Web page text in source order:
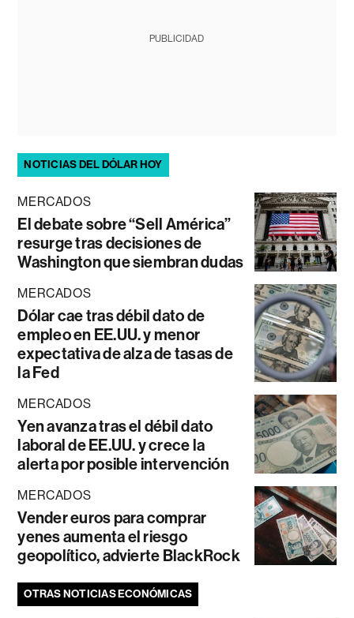
PUBLICIDAD
NOTICIAS DEL DÓLAR HOY
MERCADOS
El debate sobre “Sell América”
resurge tras decisiones de
Washington que siembran dudas
MERCADOS
Dólar cae tras débil dato de
empleo en EE.UU. y menor
expectativa de alza de tasas de
la Fed
MERCADOS
Yen avanza tras el débil dato
laboral de EE.UU. y crece la
alerta por posible intervención
MERCADOS
Vender euros para comprar
yenes aumenta el riesgo
geopolítico, advierte BlackRock
OTRAS NOTICIAS ECONÓMICAS